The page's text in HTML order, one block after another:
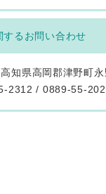
するお問い合わせ
知県高岡郡津野町永
2312 / 0889-55-